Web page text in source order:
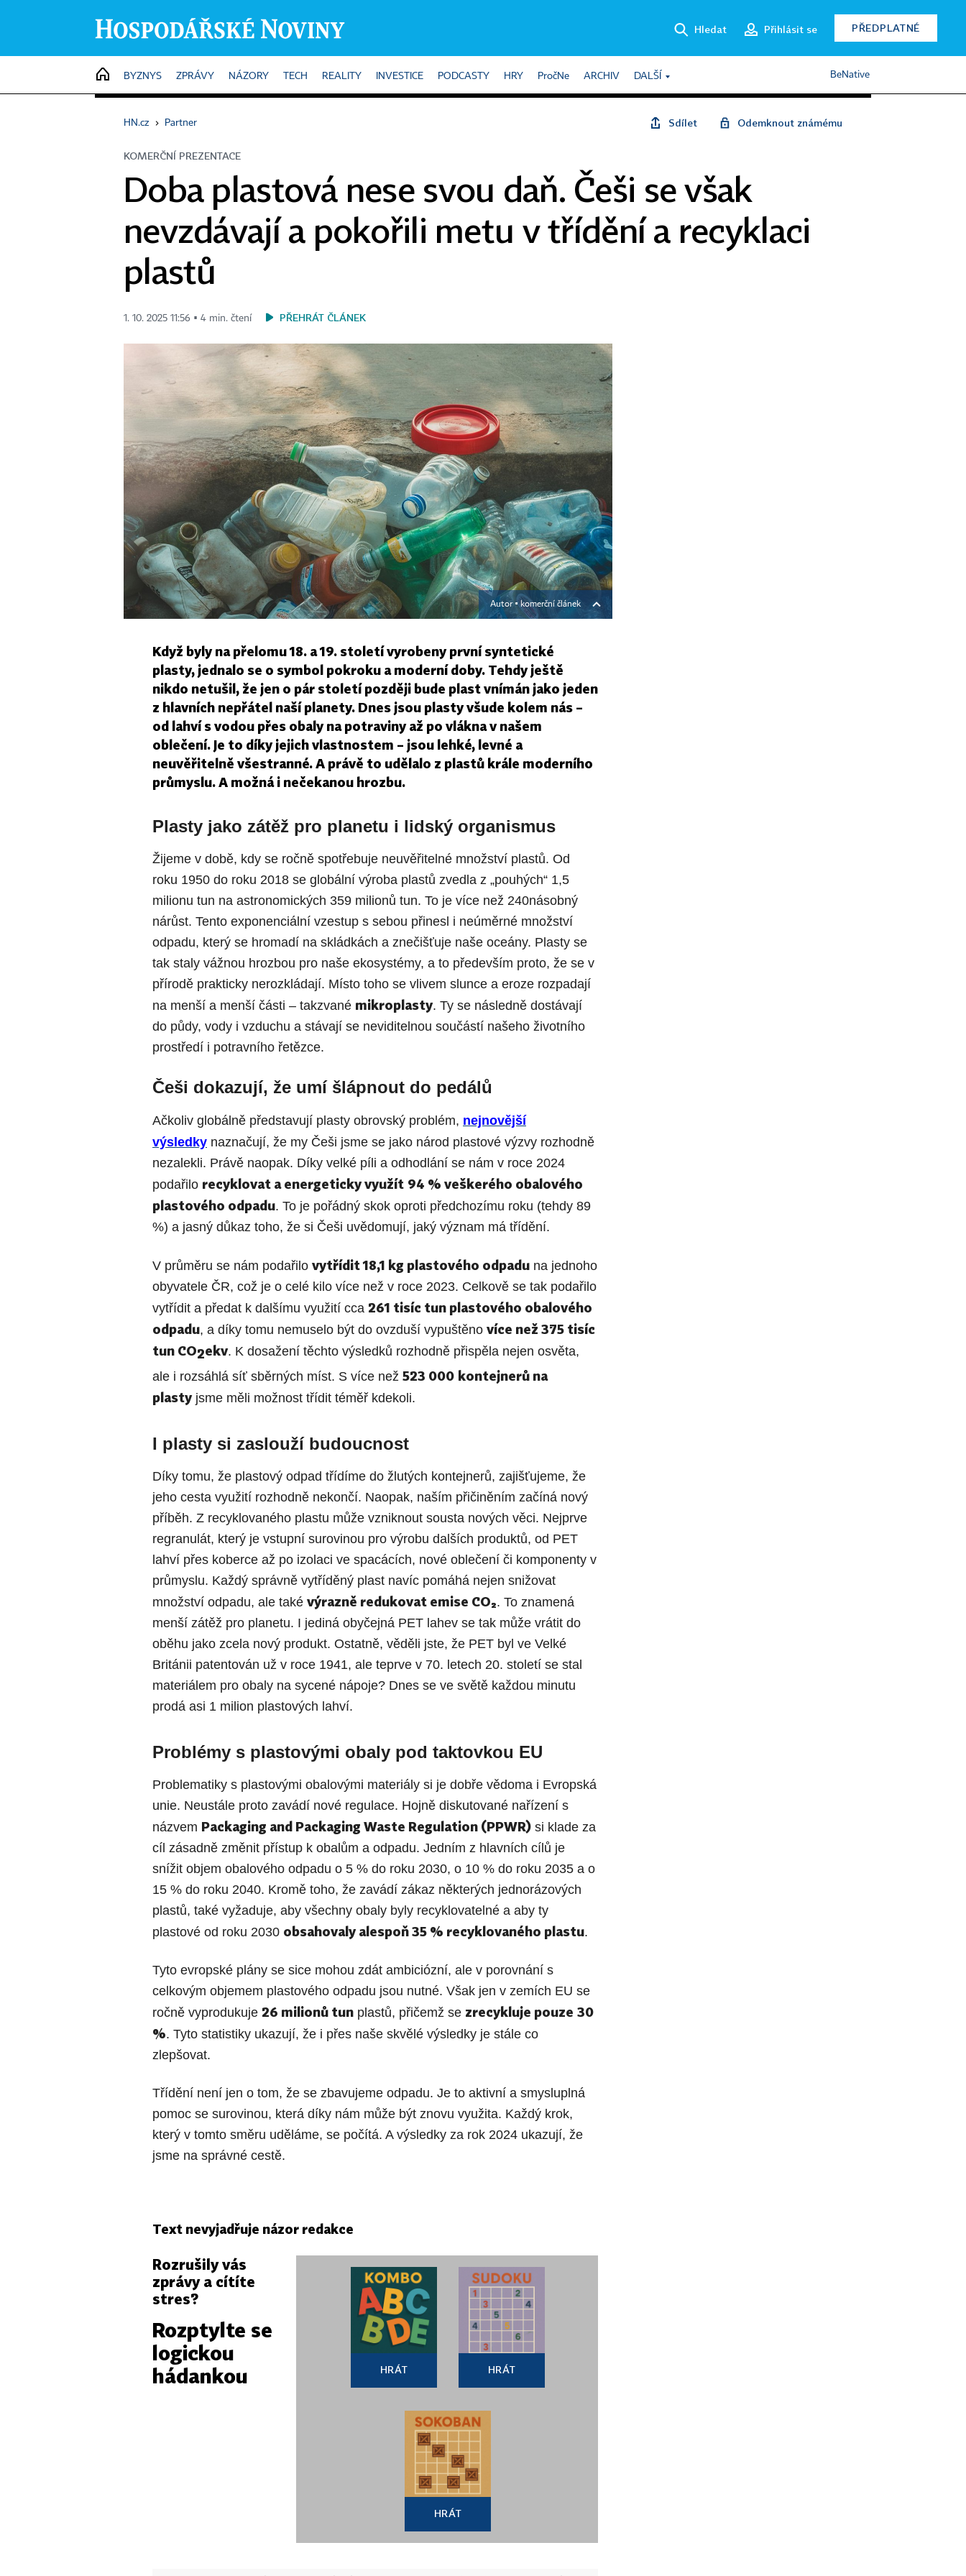
Hledat Přihlásit se PŘEDPLATNÉ
HOME
BYZNYS ZPRÁVY NÁZORY TECH REALITY INVESTICE PODCASTY HRY PročNe ARCHIV DALŠÍ BeNative
HN.cz › Partner Sdílet Odemknout známému
KOMERČNÍ PREZENTACE
Doba plastová nese svou daň. Češi se však
nevzdávají a pokořili metu v třídění a recyklaci
plastů
1. 10. 2025 11:56 ▪ 4 min. čtení PŘEHRÁT ČLÁNEK
Autor ▪komerční článek
Když byly na přelomu 18. a 19. století vyrobeny první syntetické
plasty, jednalo se o symbol pokroku a moderní doby. Tehdy ještě
nikdo netušil, že jen o pár století později bude plast vnímán jako jeden
z hlavních nepřátel naší planety. Dnes jsou plasty všude kolem nás –
od lahví s vodou přes obaly na potraviny až po vlákna v našem
oblečení. Je to díky jejich vlastnostem – jsou lehké, levné a
neuvěřitelně všestranné. A právě to udělalo z plastů krále moderního
průmyslu. A možná i nečekanou hrozbu.
Plasty jako zátěž pro planetu i lidský organismus
Žijeme v době, kdy se ročně spotřebuje neuvěřitelné množství plastů. Od
roku 1950 do roku 2018 se globální výroba plastů zvedla z „pouhých“ 1,5
milionu tun na astronomických 359 milionů tun. To je více než 240násobný
nárůst. Tento exponenciální vzestup s sebou přinesl i neúměrné množství
odpadu, který se hromadí na skládkách a znečišťuje naše oceány. Plasty se
tak staly vážnou hrozbou pro naše ekosystémy, a to především proto, že se v
přírodě prakticky nerozkládají. Místo toho se vlivem slunce a eroze rozpadají
na menší a menší části – takzvané mikroplasty. Ty se následně dostávají
do půdy, vody i vzduchu a stávají se neviditelnou součástí našeho životního
prostředí i potravního řetězce.
Češi dokazují, že umí šlápnout do pedálů
Ačkoliv globálně představují plasty obrovský problém, nejnovější
výsledky naznačují, že my Češi jsme se jako národ plastové výzvy rozhodně
nezalekli. Právě naopak. Díky velké píli a odhodlání se nám v roce 2024
podařilo recyklovat a energeticky využít 94 % veškerého obalového
plastového odpadu. To je pořádný skok oproti předchozímu roku (tehdy 89
%) a jasný důkaz toho, že si Češi uvědomují, jaký význam má třídění.
V průměru se nám podařilo vytřídit 18,1 kg plastového odpadu na jednoho
obyvatele ČR, což je o celé kilo více než v roce 2023. Celkově se tak podařilo
vytřídit a předat k dalšímu využití cca 261 tisíc tun plastového obalového
odpadu, a díky tomu nemuselo být do ovzduší vypuštěno více než 375 tisíc
tun CO2ekv. K dosažení těchto výsledků rozhodně přispěla nejen osvěta,
ale i rozsáhlá síť sběrných míst. S více než 523 000 kontejnerů na
plastyjsme měli možnost třídit téměř kdekoli.
I plasty si zaslouží budoucnost
Díky tomu, že plastový odpad třídíme do žlutých kontejnerů, zajišťujeme, že
jeho cesta využití rozhodně nekončí. Naopak, naším přičiněním začíná nový
příběh. Z recyklovaného plastu může vzniknout sousta nových věci. Nejprve
regranulát, který je vstupní surovinou pro výrobu dalších produktů, od PET
lahví přes koberce až po izolaci ve spacácích, nové oblečení či komponenty v
průmyslu. Každý správně vytříděný plast navíc pomáhá nejen snižovat
množství odpadu, ale také výrazně redukovat emise CO₂. To znamená
menší zátěž pro planetu. I jediná obyčejná PET lahev se tak může vrátit do
oběhu jako zcela nový produkt. Ostatně, věděli jste, že PET byl ve Velké
Británii patentován už v roce 1941, ale teprve v 70. letech 20. století se stal
materiálem pro obaly na sycené nápoje? Dnes se ve světě každou minutu
prodá asi 1 milion plastových lahví.
Problémy s plastovými obaly pod taktovkou EU
Problematiky s plastovými obalovými materiály si je dobře vědoma i Evropská
unie. Neustále proto zavádí nové regulace. Hojně diskutované nařízení s
názvem Packaging and Packaging Waste Regulation (PPWR) si klade za
cíl zásadně změnit přístup k obalům a odpadu. Jedním z hlavních cílů je
snížit objem obalového odpadu o 5 % do roku 2030, o 10 % do roku 2035 a o
15 % do roku 2040. Kromě toho, že zavádí zákaz některých jednorázových
plastů, také vyžaduje, aby všechny obaly byly recyklovatelné a aby ty
plastové od roku 2030 obsahovaly alespoň 35 % recyklovaného plastu.
Tyto evropské plány se sice mohou zdát ambiciózní, ale v porovnání s
celkovým objemem plastového odpadu jsou nutné. Však jen v zemích EU se
ročně vyprodukuje 26 milionů tun plastů, přičemž se zrecykluje pouze 30
%. Tyto statistiky ukazují, že i přes naše skvělé výsledky je stále co
zlepšovat.
Třídění není jen o tom, že se zbavujeme odpadu. Je to aktivní a smysluplná
pomoc se surovinou, která díky nám může být znovu využita. Každý krok,
který v tomto směru uděláme, se počítá. A výsledky za rok 2024 ukazují, že
jsme na správné cestě.
Text nevyjadřuje názor redakce
Rozrušily vás
zprávy a cítíte
stres?
Rozptylte se
logickou
hádankou
HRÁT HRÁT
HRÁT